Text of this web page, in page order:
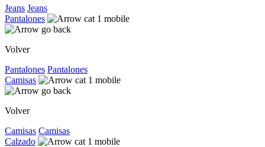
Jeans Jeans
Pantalones
Volver
Pantalones Pantalones
Camisas
Volver
Camisas Camisas
Calzado